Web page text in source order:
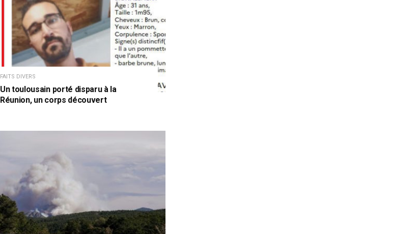
FAITS DIVERS
Un toulousain porté disparu à la
Réunion, un corps découvert